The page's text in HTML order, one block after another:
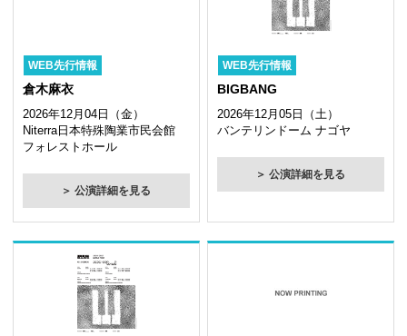
WEB先行情報
倉木麻衣
2026年12月04日（金）
Niterra日本特殊陶業市民会館
フォレストホール
＞ 公演詳細を見る
WEB先行情報
BIGBANG
2026年12月05日（土）
バンテリンドーム ナゴヤ
＞ 公演詳細を見る